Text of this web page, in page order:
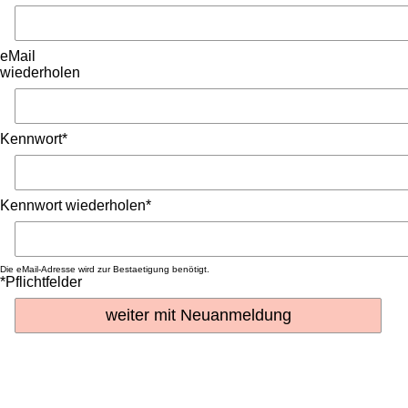
eMail
wiederholen
Kennwort*
Kennwort wiederholen*
Die eMail-Adresse wird zur Bestaetigung benötigt.
*Pflichtfelder